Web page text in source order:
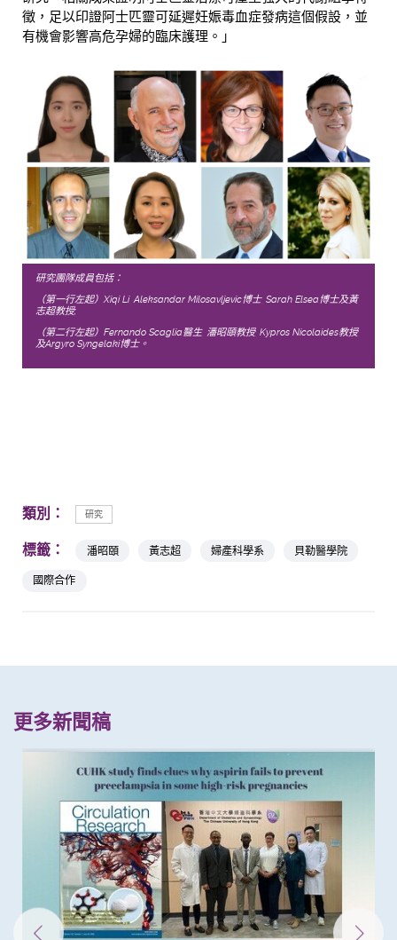
徵，足以印證阿士匹靈可延遲妊娠毒血症發病這個假設，並
有機會影響高危孕婦的臨床護理。」
研究團隊成員包括：
（第一行左起）Xiqi Li, Aleksandar Milosavljevic博士, Sarah Elsea博士及黃
志超教授;
（第二行左起）Fernando Scaglia醫生, 潘昭頤教授, Kypros Nicolaides教授
及Argyro Syngelaki博士。
類別： 研究
標籤： 潘昭頤 黃志超 婦產科學系
貝勒醫學院
國際合作
更多新聞稿